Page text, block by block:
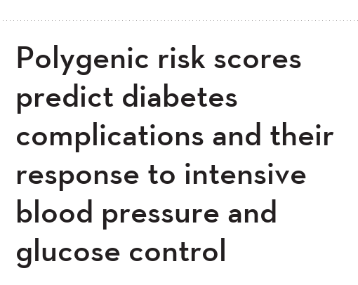
Polygenic risk scores
predict diabetes
complications and their
response to intensive
blood pressure and
glucose control